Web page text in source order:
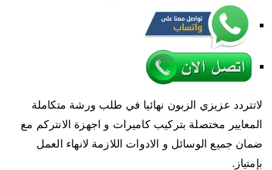
لاتتردد عزيزي الزبون نهائيا في طلب ورشة متكاملة
المعايير مختصلة بتركيب كاميرات و اجهزة الانتركم مع
ضمان جميع الوسائل و الادوات اللازمة لانهاء العمل
بإمتياز.